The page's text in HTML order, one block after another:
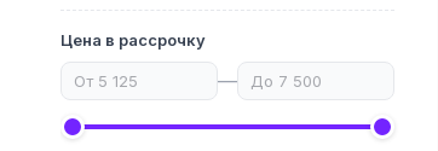
Цена в рассрочку
—